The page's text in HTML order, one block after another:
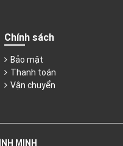
Chính sách
Bảo mật
Thanh toán
Vận chuyển
MINH